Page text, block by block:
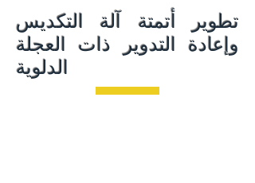
تطوير أتمتة آلة التكديس
وإعادة التدوير ذات العجلة
الدلوية